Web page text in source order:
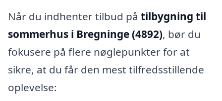
Når du indhenter tilbud på tilbygning til
sommerhus i Bregninge (4892), bør du
fokusere på flere nøglepunkter for at
sikre, at du får den mest tilfredsstillende
oplevelse: